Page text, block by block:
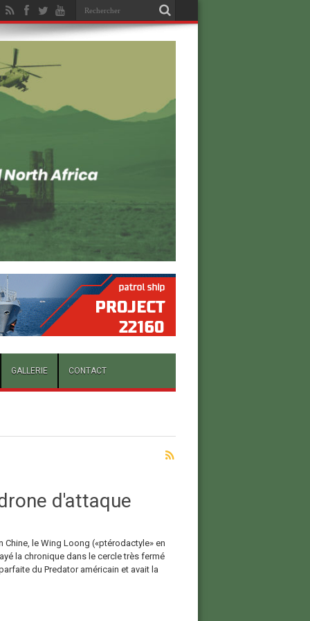
GALLERIE CONTACT
d'attaque
le Wing Loong («ptérodactyle» en
la chronique dans le cercle très fermé
du Predator américain et avait la